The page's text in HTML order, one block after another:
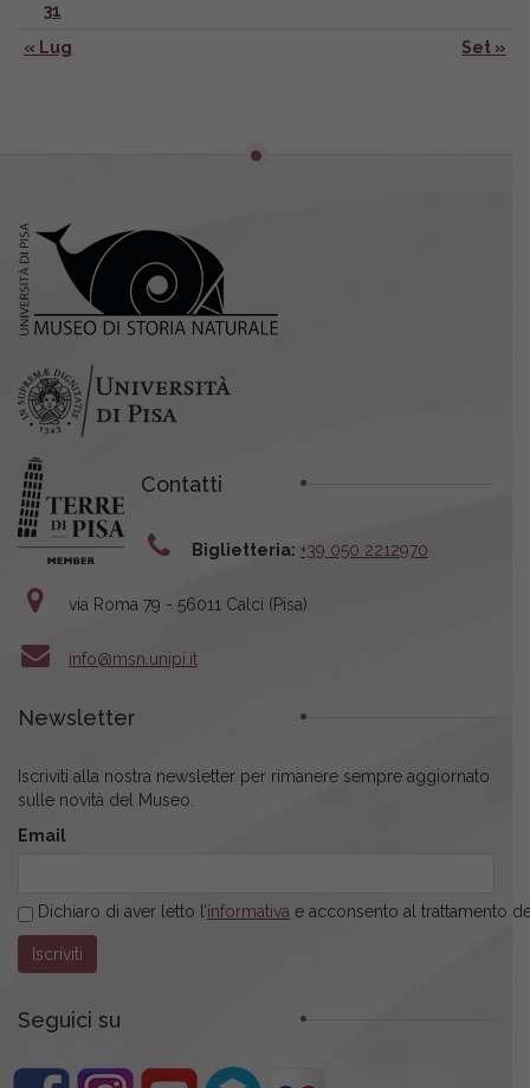
« Lug Set »
31
Contatti
Biglietteria: +39 050 2212970
via Roma 79 - 56011 Calci (Pisa)
info@msn.unipi.it
Newsletter
Iscriviti alla nostra newsletter per rimanere sempre aggiornato
sulle novità del Museo.
Email
Dichiaro di aver letto l’informativa e acconsento al trattamento
Seguici su